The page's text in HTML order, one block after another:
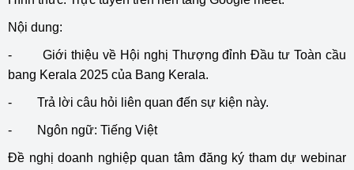
Nội dung:
- Giới thiệu về Hội nghị Thượng đỉnh Đầu tư Toàn cầu
bang Kerala 2025 của Bang Kerala.
- Trả lời câu hỏi liên quan đến sự kiện này.
- Ngôn ngữ: Tiếng Việt
Đề nghị doanh nghiệp quan tâm đăng ký tham dự webinar